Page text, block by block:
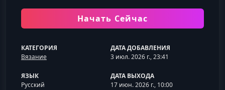
Начать Сейчас
КАТЕГОРИЯ
Вязание
ДАТА ДОБАВЛЕНИЯ
3 июл. 2026 г., 23:41
ЯЗЫК
Русский
ДАТА ВЫХОДА
17 июн. 2026 г., 10:00